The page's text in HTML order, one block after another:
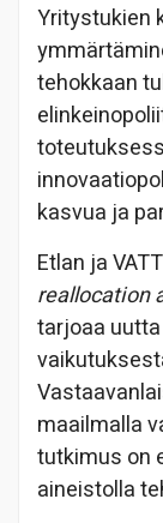
Yritystukien
tehokkaan
kasvua ja
Etlan ja
reallocation
tarjoaa
maailmalla
tutkimus on
aineistolla